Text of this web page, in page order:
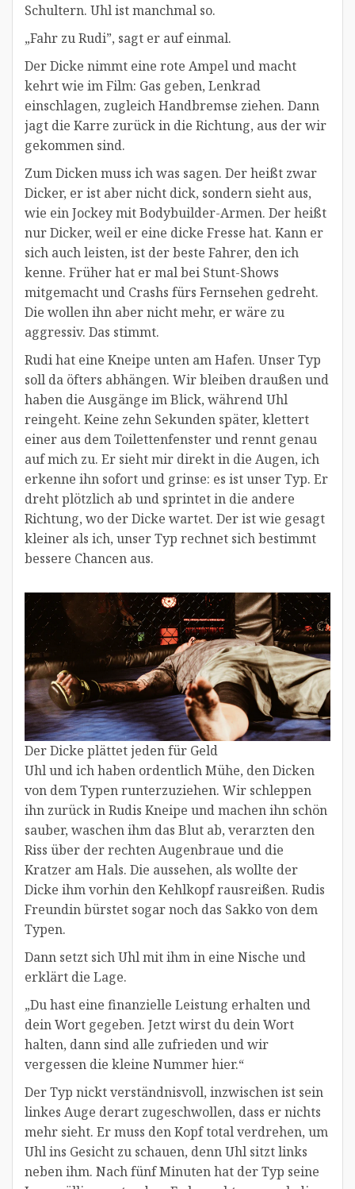
Schultern. Uhl ist manchmal so.
„Fahr zu Rudi”, sagt er auf einmal.
Der Dicke nimmt eine rote Ampel und macht
kehrt wie im Film: Gas geben, Lenkrad
einschlagen, zugleich Handbremse ziehen. Dann
jagt die Karre zurück in die Richtung, aus der wir
gekommen sind.
Zum Dicken muss ich was sagen. Der heißt zwar
Dicker, er ist aber nicht dick, sondern sieht aus,
wie ein Jockey mit Bodybuilder-Armen. Der heißt
nur Dicker, weil er eine dicke Fresse hat. Kann er
sich auch leisten, ist der beste Fahrer, den ich
kenne. Früher hat er mal bei Stunt-Shows
mitgemacht und Crashs fürs Fernsehen gedreht.
Die wollen ihn aber nicht mehr, er wäre zu
aggressiv. Das stimmt.
Rudi hat eine Kneipe unten am Hafen. Unser Typ
soll da öfters abhängen. Wir bleiben draußen und
haben die Ausgänge im Blick, während Uhl
reingeht. Keine zehn Sekunden später, klettert
einer aus dem Toilettenfenster und rennt genau
auf mich zu. Er sieht mir direkt in die Augen, ich
erkenne ihn sofort und grinse: es ist unser Typ. Er
dreht plötzlich ab und sprintet in die andere
Richtung, wo der Dicke wartet. Der ist wie gesagt
kleiner als ich, unser Typ rechnet sich bestimmt
bessere Chancen aus.
Der Dicke plättet jeden für Geld
Uhl und ich haben ordentlich Mühe, den Dicken
von dem Typen runterzuziehen. Wir schleppen
ihn zurück in Rudis Kneipe und machen ihn schön
sauber, waschen ihm das Blut ab, verarzten den
Riss über der rechten Augenbraue und die
Kratzer am Hals. Die aussehen, als wollte der
Dicke ihm vorhin den Kehlkopf rausreißen. Rudis
Freundin bürstet sogar noch das Sakko von dem
Typen.
Dann setzt sich Uhl mit ihm in eine Nische und
erklärt die Lage.
„Du hast eine finanzielle Leistung erhalten und
dein Wort gegeben. Jetzt wirst du dein Wort
halten, dann sind alle zufrieden und wir
vergessen die kleine Nummer hier.“
Der Typ nickt verständnisvoll, inzwischen ist sein
linkes Auge derart zugeschwollen, dass er nichts
mehr sieht. Er muss den Kopf total verdrehen, um
Uhl ins Gesicht zu schauen, denn Uhl sitzt links
neben ihm. Nach fünf Minuten hat der Typ seine